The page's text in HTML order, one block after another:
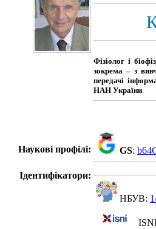
Фізіолог і
зокрема – з
передачі
НАН України
Наукові профілі: GS:
Ідентифікатори:
НБУВ: